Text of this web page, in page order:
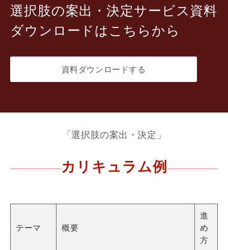
選択肢の案出・決定サービス資料
ダウンロードはこちらから
資料ダウンロードする
「選択肢の案出・決定」
カリキュラム例
テーマ 概要
進
め
方